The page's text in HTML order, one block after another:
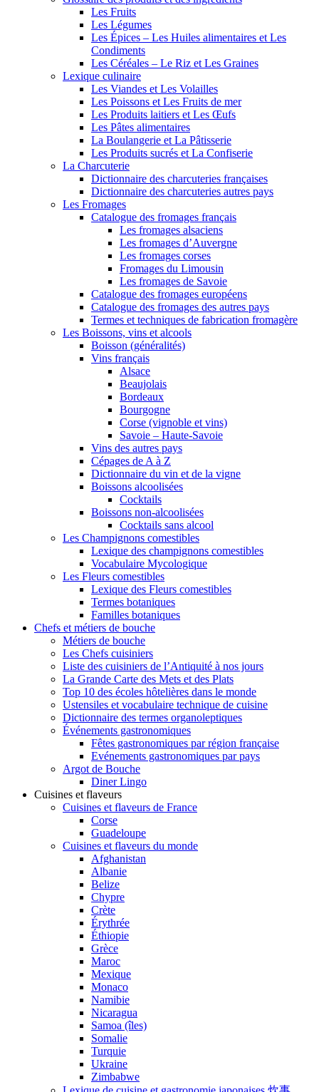
Les Fruits
Les Légumes
Les Épices – Les Huiles alimentaires et Les
Condiments
Les Céréales – Le Riz et Les Graines
Lexique culinaire
Les Viandes et Les Volailles
Les Poissons et Les Fruits de mer
Les Produits laitiers et Les Œufs
Les Pâtes alimentaires
La Boulangerie et La Pâtisserie
Les Produits sucrés et La Confiserie
La Charcuterie
Dictionnaire des charcuteries françaises
Dictionnaire des charcuteries autres pays
Les Fromages
Catalogue des fromages français
Les fromages alsaciens
Les fromages d’Auvergne
Les fromages corses
Fromages du Limousin
Les fromages de Savoie
Catalogue des fromages européens
Catalogue des fromages des autres pays
Termes et techniques de fabrication fromagère
Les Boissons, vins et alcools
Boisson (généralités)
Vins français
Alsace
Beaujolais
Bordeaux
Bourgogne
Corse (vignoble et vins)
Savoie – Haute-Savoie
Vins des autres pays
Cépages de A à Z
Dictionnaire du vin et de la vigne
Boissons alcoolisées
Cocktails
Boissons non-alcoolisées
Cocktails sans alcool
Les Champignons comestibles
Lexique des champignons comestibles
Vocabulaire Mycologique
Les Fleurs comestibles
Lexique des Fleurs comestibles
Termes botaniques
Familles botaniques
Chefs et métiers de bouche
Métiers de bouche
Les Chefs cuisiniers
Liste des cuisiniers de l’Antiquité à nos jours
La Grande Carte des Mets et des Plats
Top 10 des écoles hôtelières dans le monde
Ustensiles et vocabulaire technique de cuisine
Dictionnaire des termes organoleptiques
Événements gastronomiques
Fêtes gastronomiques par région française
Evénements gastronomiques par pays
Argot de Bouche
Diner Lingo
Cuisines et flaveurs
Cuisines et flaveurs de France
Corse
Guadeloupe
Cuisines et flaveurs du monde
Afghanistan
Albanie
Belize
Chypre
Crète
Érythrée
Éthiopie
Grèce
Maroc
Mexique
Monaco
Namibie
Nicaragua
Samoa (îles)
Somalie
Turquie
Ukraine
Zimbabwe